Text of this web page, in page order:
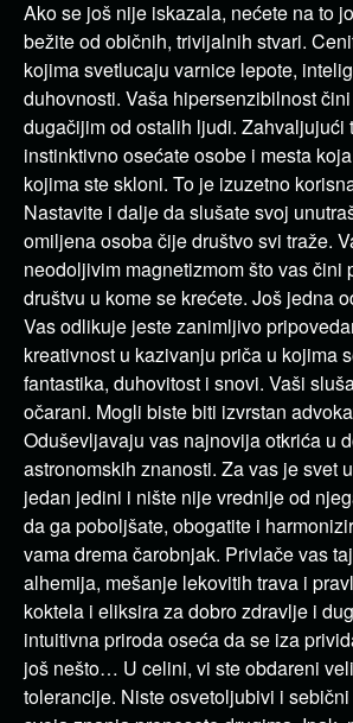
Ako se još nije iskazala, nećete na to
bežite od običnih, trivijalnih stvari.
kojima svetlucaju varnice lepote,
duhovnosti. Vaša hipersenzibilnost
dugačijim od ostalih ljudi. Zahvaljujući
instinktivno osećate osobe i mesta
kojima ste skloni. To je izuzetno
Nastavite i dalje da slušate svoj
omiljena osoba čije društvo svi traže.
neodoljivim magnetizmom što vas čini
društvu u kome se krećete. Još jedna
Vas odlikuje jeste zanimljivo
kreativnost u kazivanju priča u kojima
fantastika, duhovitost i snovi. Vaši
očarani. Mogli biste biti izvrstan
Oduševljavaju vas najnovija otkrića u
astronomskih znanosti. Za vas je svet
jedan jedini i nište nije vrednije od
da ga poboljšate, obogatite i
vama drema čarobnjak. Privlače vas
alhemija, mešanje lekovitih trava i
koktela i eliksira za dobro zdravlje i
intuitivna priroda oseća da se iza
još nešto… U celini, vi ste obdareni
tolerancije. Niste osvetoljubivi i